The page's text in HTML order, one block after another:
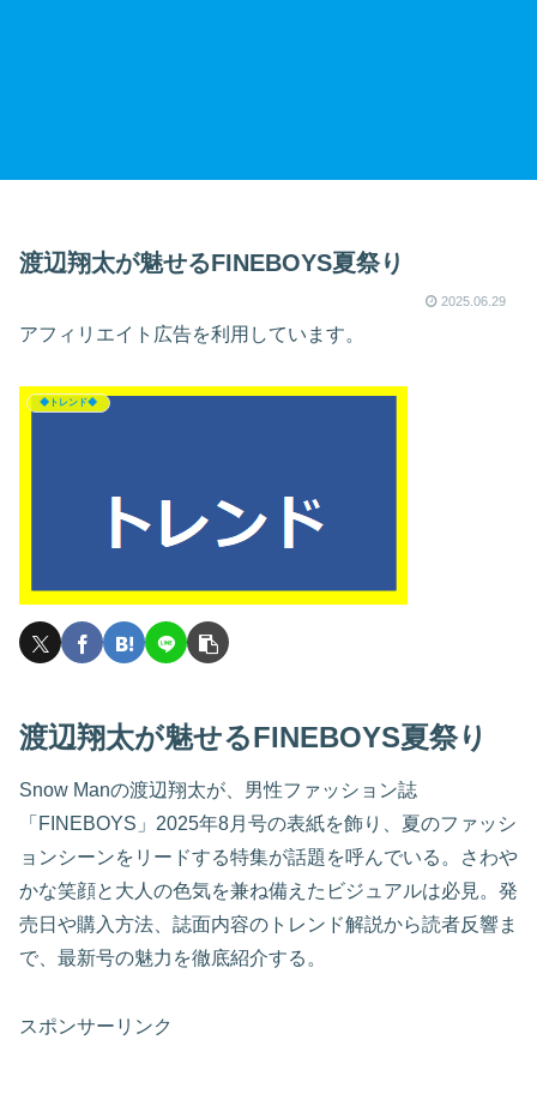
渡辺翔太が魅せるFINEBOYS夏祭り
2025.06.29
アフィリエイト広告を利用しています。
◆トレンド◆
渡辺翔太が魅せるFINEBOYS夏祭り
Snow Manの渡辺翔太が、男性ファッション誌
「FINEBOYS」2025年8月号の表紙を飾り、夏のファッシ
ョンシーンをリードする特集が話題を呼んでいる。さわや
かな笑顔と大人の色気を兼ね備えたビジュアルは必見。発
売日や購入方法、誌面内容のトレンド解説から読者反響ま
で、最新号の魅力を徹底紹介する。
スポンサーリンク